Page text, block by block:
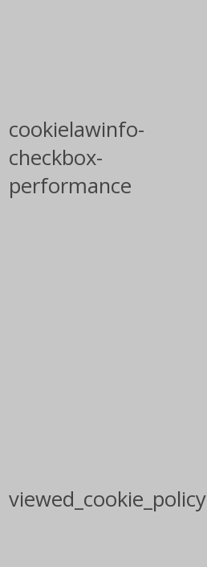
cookielawinfo-
checkbox-
performance
viewed_cookie_policy